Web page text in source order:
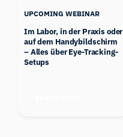
UPCOMING WEBINAR
Im Labor, in der Praxis oder
auf dem Handybildschirm
– Alles über Eye-Tracking-
Setups